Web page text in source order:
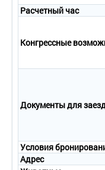
Количество номеров
Количество
Дополнительное
Площадь – 82 кв. м.
Балкон – да (стол,
Мебель –
гардероб, тумбочки,
журнальный стол,
мини-бар,
телефон, сейф, утюг
Санузел – ванна-
косметические
тапочки.
Гостевой туалет.
Расчетный час
Конгрессные
Документы для
Условия
Адрес